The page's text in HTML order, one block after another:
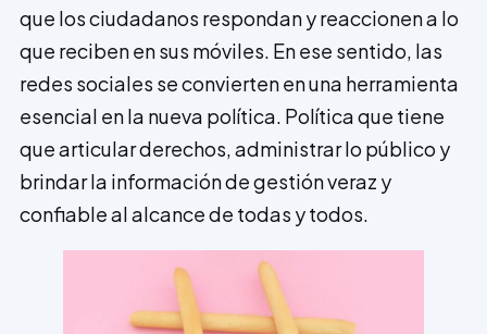
que los ciudadanos respondan y reaccionen a lo
que reciben en sus móviles. En ese sentido, las
redes sociales se convierten en una herramienta
esencial en la nueva política. Política que tiene
que articular derechos, administrar lo público y
brindar la información de gestión veraz y
confiable al alcance de todas y todos.